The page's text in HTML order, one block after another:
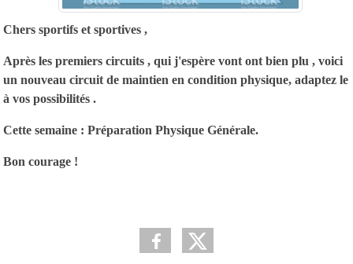
Chers sportifs et sportives ,
Après les premiers circuits , qui j'espère vont ont bien plu , voici
un nouveau circuit de maintien en condition physique, adaptez le
à vos possibilités .
Cette semaine : Préparation Physique Générale.
Bon courage !